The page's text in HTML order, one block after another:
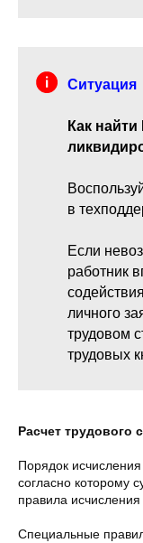
Ситуация
Как
в
Если
работник
личного
трудовом
трудовых
Расчет трудового
Порядок
согласно которому
правила
Специальные